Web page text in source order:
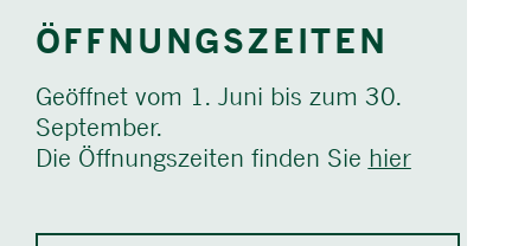
ÖFFNUNGSZEITEN
Geöffnet vom 1. Juni bis zum 30.
September.
Die Öffnungszeiten finden Sie hier